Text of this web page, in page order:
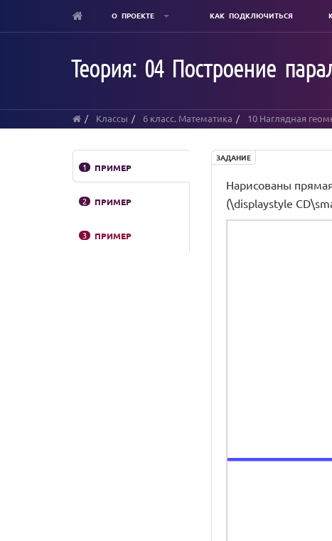
О ПРОЕКТЕ КАК ПОДКЛЮЧИТЬСЯ
Теория: 04 Построение
Классы 6 класс. Математика 10 Наглядная
1 ПРИМЕР
2 ПРИМЕР
3 ПРИМЕР
ЗАДАНИЕ
Нарисованы
(\displaystyle